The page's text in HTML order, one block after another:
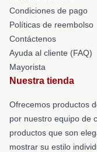
Condiciones de pago
Políticas de reembolso
Contáctenos
Ayuda al cliente (FAQ)
Mayorista
Nuestra tienda
Ofrecemos productos
por nuestro equipo de
productos que son
mostrar su estilo